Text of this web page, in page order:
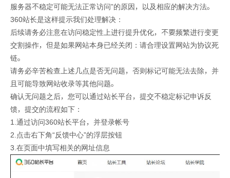
服务器不稳定可能无法正常访问”的原因，以及相应的解决方法。
360站长是这样提示我们处理解决：
后续请务必注意在访问稳定性上进行提升优化，不要频繁进行变更
交割操作，但是如果网站本身已经关闭：请合理设置网站为协议死
链。
请务必辛苦检查上述几点是否无问题，否则标记可能无法去除，并
且可能导致网站收录等其他问题。
确认无问题之后，您可以通过站长平台，提交不稳定标记申诉反
馈，提交的流程如下：
1.通过访问360站长平台，并登录帐号
2.点击右下角“反馈中心”的浮层按钮
3.在页面中填写相关的网址信息